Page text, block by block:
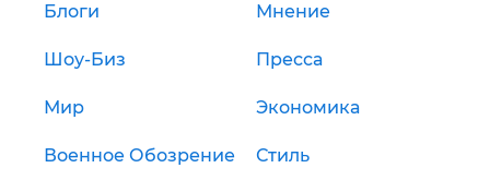
Блоги Мнение
Шоу-Биз Пресса
Мир Экономика
Военное Обозрение Стиль